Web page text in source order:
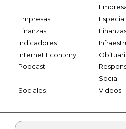
Empresas
Finanzas
Indicadores
Internet Economy
Podcast
Social
Sociales Videos